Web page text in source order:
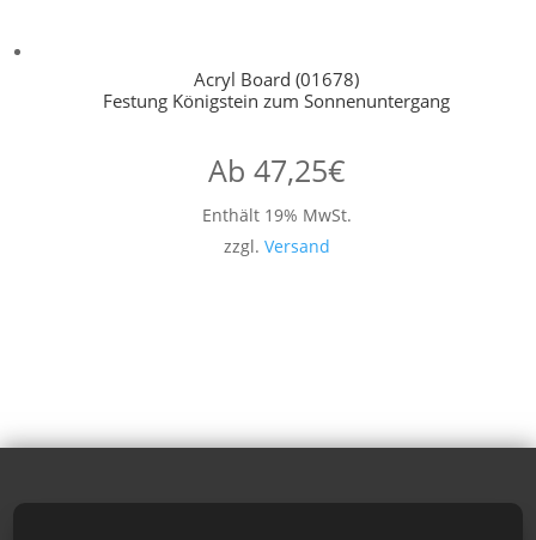
Acryl Board (01678)
Festung Königstein zum Sonnenuntergang
Ab 47,25€
Enthält 19% MwSt.
zzgl. Versand